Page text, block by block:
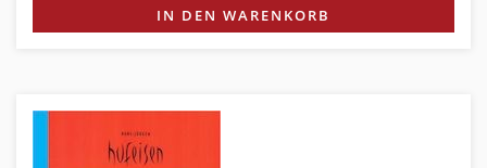
IN DEN WARENKORB